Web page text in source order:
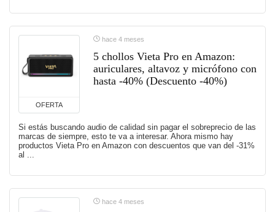
OFERTA
hace 4 meses
5 chollos Vieta Pro en Amazon:
auriculares, altavoz y micrófono con
hasta -40% (Descuento -40%)
Si estás buscando audio de calidad sin pagar el sobreprecio de las
marcas de siempre, esto te va a interesar. Ahora mismo hay
productos Vieta Pro en Amazon con descuentos que van del -31%
al ...
hace 4 meses